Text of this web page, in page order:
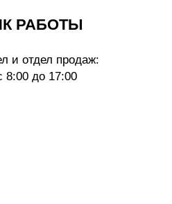
РАБОТЫ
и отдел продаж:
8:00 до 17:00